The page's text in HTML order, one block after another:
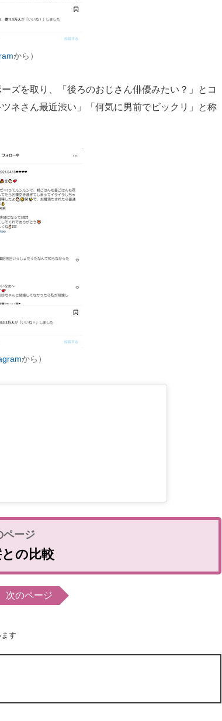
から）
ズを取り、「後ろのおじさん俳優みたい？」とコ
ネさん最近渋い」「何気に男前でビックリ」と称
から）
の比較
次のページ
す